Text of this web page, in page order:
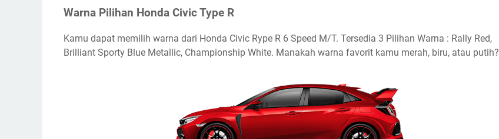
Warna Pilihan Honda Civic Type R
Kamu dapat memilih warna dari Honda Civic Rype R 6 Speed M/T. Tersedia 3 Pilihan Warna : Rally Red,
Brilliant Sporty Blue Metallic, Championship White. Manakah warna favorit kamu merah, biru, atau putih?